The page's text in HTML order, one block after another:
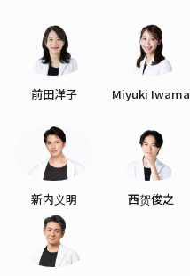
前田洋子 Miyuki Iwama
新内义明 西贺俊之